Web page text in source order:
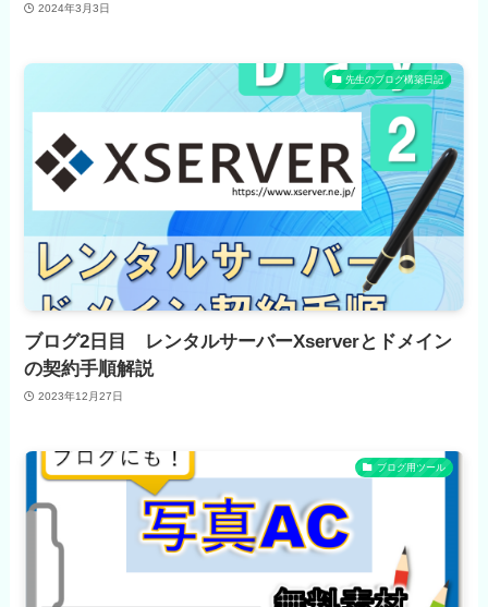
2024年3月3日
先生のブログ構築日記
ブログ2日目 レンタルサーバーXserverとドメイン
の契約手順解説
2023年12月27日
ブログ用ツール